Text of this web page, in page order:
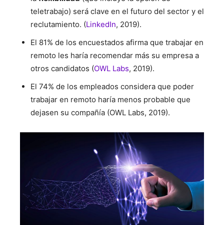
teletrabajo) será clave en el futuro del sector y el
reclutamiento. (LinkedIn, 2019).
El 81% de los encuestados afirma que trabajar en
remoto les haría recomendar más su empresa a
otros candidatos (OWL Labs, 2019).
El 74% de los empleados considera que poder
trabajar en remoto haría menos probable que
dejasen su compañía (OWL Labs, 2019).